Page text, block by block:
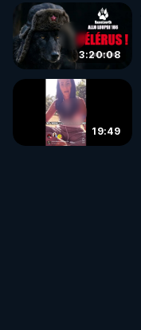
3:20:08
19:49